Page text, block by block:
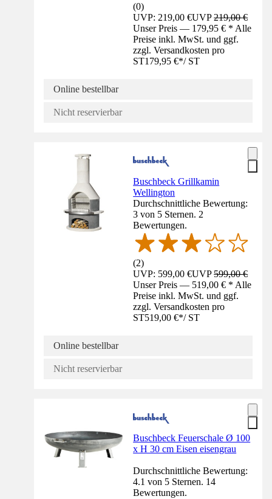
(0)
UVP: 219,00 €UVP219,00 €
Unser Preis — 179,95 € * Alle
Preise inkl. MwSt. und ggf.
zzgl. Versandkosten pro
ST179,95 €*/ ST
Online bestellbar
Nicht reservierbar
Buschbeck Grillkamin
Wellington
Durchschnittliche Bewertung:
3 von 5 Sternen. 2
Bewertungen.
(2)
UVP: 599,00 €UVP599,00 €
Unser Preis — 519,00 € * Alle
Preise inkl. MwSt. und ggf.
zzgl. Versandkosten pro
ST519,00 €*/ ST
Online bestellbar
Nicht reservierbar
Buschbeck Feuerschale Ø 100
x H 30 cm Eisen eisengrau
Durchschnittliche Bewertung:
4.1 von 5 Sternen. 14
Bewertungen.